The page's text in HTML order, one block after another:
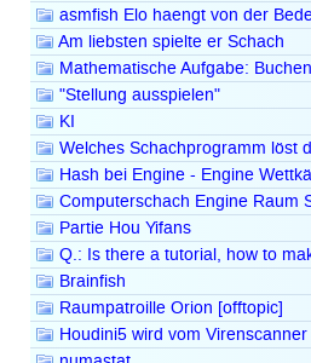
asmfish Elo haengt von der
Am liebsten spielte er Schach
Mathematische Aufgabe:
"Stellung ausspielen"
KI
Welches Schachprogramm löst
Hash bei Engine - Engine
Computerschach Engine Raum
Partie Hou Yifans
Q.: Is there a tutorial, how to
Brainfish
Raumpatroille Orion [offtopic]
Houdini5 wird vom